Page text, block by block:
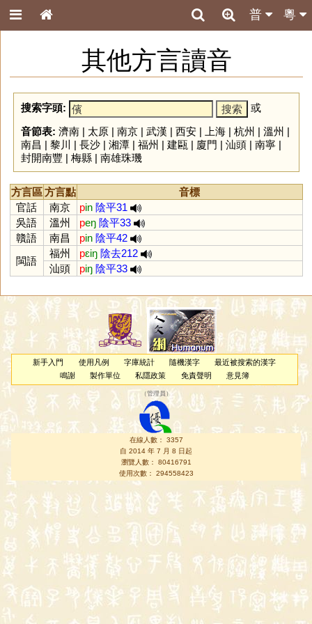
粵
普
其他方言讀音
搜索字頭:
或
音節表: 濟南| 太原| 南京| 武漢 | 西安| 上海| 杭州 | 溫州 |
南昌 | 黎川 | 長沙| 湘潭| 福州 | 建甌 | 廈門 | 汕頭| 南寧|
封開南豐 | 梅縣| 南雄珠璣
方言區方言點
音標
官話
南京 pin 陰平31
吳語
溫州 peŋ 陰平33
贛語
南昌 pin 陰平42
閩語
福州 pɛiŋ 陰去212
汕頭
piŋ 陰平33
新手入門 使用凡例 字庫統計 隨機漢字
最近被搜索的漢字
鳴謝
製作單位 私隱政策 免責聲明 意見簿
（管理員 ）
在線人數： 3357
自 2014 年 7 月 8 日起
瀏覽人數： 80416791
使用次數： 294558423